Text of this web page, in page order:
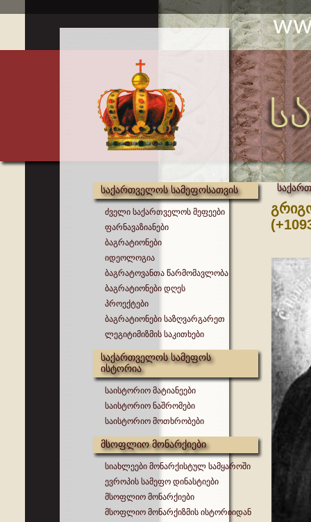
საქართველოს სამეფოსათვის
ძველი საქართველოს მეფეები
ფარნავაზიანები
ბაგრატიონები
იდეოლოგია
ბაგრატოვანთა წარმომავლობა
ბაგრატიონები დღეს
პროექტები
ბაგრატიონები საზღვარგარეთ
ლეგიტიმიზმის საკითხები
საქართველოს სამეფოს
ისტორია
საისტორიო მატიანეები
საისტორიო ნაშრომები
საისტორიო მოთხრობები
მსოფლიო მონარქიები
სიახლეები მონარქისტულ სამყაროში
ევროპის სამეფო დინასტიები
მსოფლიო მონარქიები
მსოფლიო მონარქიზმის ისტორიიდან